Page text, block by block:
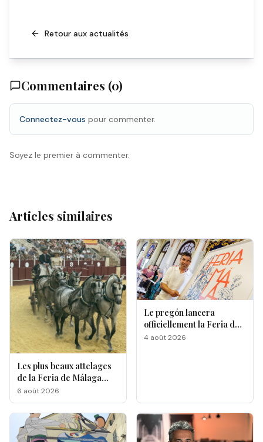
Retour aux actualités
Commentaires (0)
Connectez-vous pour commenter.
Soyez le premier à commenter.
Articles similaires
Les plus beaux attelages
de la Feria de Málaga
s'affrontent à La
Malagueta
6 août 2026
Le pregón lancera
officiellement la Feria de
Málaga 2026
4 août 2026